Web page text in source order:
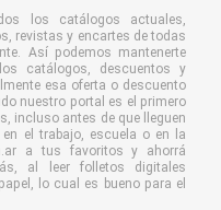
los catálogos actuales,
revistas y encartes de todas
Así podemos mantenerte
catálogos, descuentos y
esa oferta o descuento
nuestro portal es el primero
incluso antes de que lleguen
el trabajo, escuela o en la
a tus favoritos y ahorrá
al leer folletos digitales
lo cual es bueno para el